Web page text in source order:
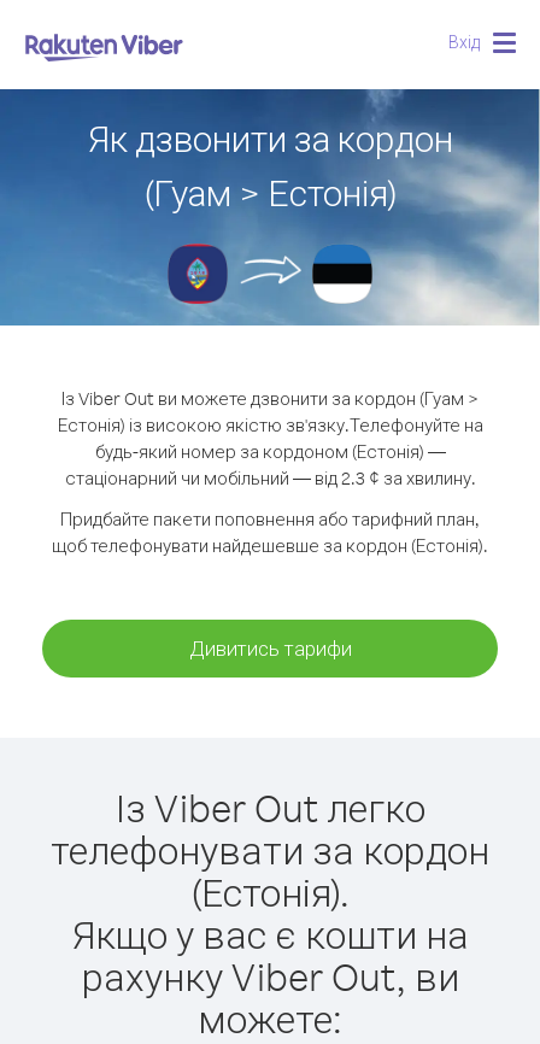
Вхід
Як дзвонити за кордон
(Гуам > Естонія)
Із Viber Out ви можете дзвонити за кордон (Гуам >
Естонія) із високою якістю зв'язку.Телефонуйте на
будь-який номер за кордоном (Естонія) —
стаціонарний чи мобільний — від 2.3 ¢ за хвилину.
Придбайте пакети поповнення або тарифний план,
щоб телефонувати найдешевше за кордон (Естонія).
Дивитись тарифи
Із Viber Out легко
телефонувати за кордон
(Естонія).
Якщо у вас є кошти на
рахунку Viber Out, ви
можете: